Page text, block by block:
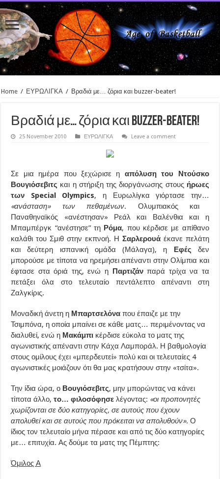
Home / ΕΥΡΩΛΙΓΚΑ / Βραδιά με… ζόρια και buzzer-beater!
Βραδιά με… ζόρια και buzzer-beater!
25 November 2010 ΕΥΡΩΛΙΓΚΑ Leave a comment
Σε μια ημέρα που ξεχώρισε η απόλυση του Ντούσκο
Βουγιόσεβιτς και η στήριξη της διοργάνωσης στους ήρωες
των Special Olympics, η Ευρωλίγκα γιόρτασε την…
«ανάσταση» των πεθαμένων. Ολυμπιακός και
Παναθηναϊκός «ανέστησαν» Ρεάλ και Βαλένθια και η
Μπαμπέργκ “ανέστησε” τη Ρόμα, που κέρδισε με απίθανο
καλάθι του Σμιθ στην εκπνοή. Η Σαρλερουάέκανε πελάτη
και δεύτερη ισπανική ομάδα (Μάλαγα), η Εφές δεν
μπορούσε με τίποτα να ηρεμήσει απέναντι στην Ολίμπια και
έφτασε στα όριά της, ενώ η Παρτιζάνπαρά τρίχα να τα
πετάξει όλα στο τελευταίο πεντάλεπτο απέναντι στη
Ζαλγκίρις.
Μοναδική άνετη η Μπαρτσελόνα που έπαιζε με την
Τσιμπόνα, η οποία μπαίνει σε κάθε ματς… περιμένοντας να
διαλυθεί, ενώ η Μακάμπι κέρδισε εύκολα το ματς της
αγωνιστικής απέναντι στην Κάχα Λαμποράλ. Η βαθμολογία
στους ομίλους έχει «μπερδευτεί» πολύ και οι τελευταίες 4
αγωνιστικές μοιάζουν ότι θα μας κρατήσουν στην «τσίτα».
Την ίδια ώρα, ο Βουγιόσεβιτς, μην μπορώντας να κάνει
τίποτα άλλο,το… φιλοσόφησε λέγοντας: «οι προπονητές
χωρίζονται σε δύο κατηγορίες, σε αυτούς που έχουν
απολυθεί και σε αυτούς που πρόκειται να απολυθούν». Ο
ίδιος τον τελευταίο μήνα πέρασε και από τις δύο κατηγορίες
με… επιτυχία. Ας δούμε τα ματς της Πέμπτης:
Όμιλος Α